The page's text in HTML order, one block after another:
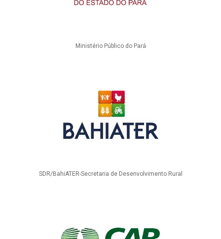
Ministério Público do Pará
SDR/BahiATER-Secretaria de Desenvolvimento Rural